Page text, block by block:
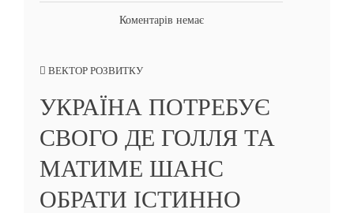
Коментарів немає
ВЕКТОР РОЗВИТКУ
УКРАЇНА ПОТРЕБУЄ
СВОГО ДЕ ГОЛЛЯ ТА
МАТИМЕ ШАНС
ОБРАТИ ІСТИННО